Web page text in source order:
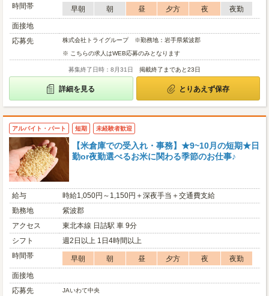
時間帯
早朝 朝 昼 夕方 夜
夜勤
面接地
応募先
株式会社トライグループ ※勤務地：岩手県紫波郡
※ こちらの求人はWEB応募のみとなります
募集終了日時：8月31日 掲載終了まであと23日
詳細を見る とりあえず保存
アルバイト・パート 短期 未経験者歓迎
【米倉庫での受入れ・事務】★9~10月の短期★日
勤or夜勤選べるお米に関わる季節のお仕事♪
給与
時給1,050円～1,150円＋深夜手当＋交通費支給
勤務地
紫波郡
アクセス
東北本線 日詰駅 車 9分
シフト
週2日以上 1日4時間以上
時間帯
早朝 朝 昼 夕方 夜
夜勤
面接地
応募先
JAいわて中央